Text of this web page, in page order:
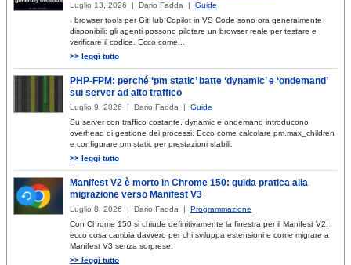
Luglio 13, 2026 | Dario Fadda | Guide
I browser tools per GitHub Copilot in VS Code sono ora generalmente
disponibili: gli agenti possono pilotare un browser reale per testare e
verificare il codice. Ecco come...
>> leggi tutto
PHP-FPM: perché ‘pm static’ batte ‘dynamic’ e ‘ondemand’
sui server ad alto traffico
Luglio 9, 2026 | Dario Fadda | Guide
Su server con traffico costante, dynamic e ondemand introducono
overhead di gestione dei processi. Ecco come calcolare pm.max_children
e configurare pm static per prestazioni stabili.
>> leggi tutto
Manifest V2 è morto in Chrome 150: guida pratica alla
migrazione verso Manifest V3
Luglio 8, 2026 | Dario Fadda | Programmazione
Con Chrome 150 si chiude definitivamente la finestra per il Manifest V2:
ecco cosa cambia davvero per chi sviluppa estensioni e come migrare a
Manifest V3 senza sorprese.
>> leggi tutto